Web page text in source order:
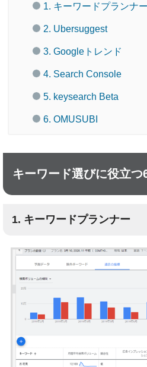
1. キーワードプランナー
2. Ubersuggest
3. Googleトレンド
4. Search Console
5. keysearch Beta
6. OMUSUBI
キーワード選びに役立つ
1. キーワードプランナー